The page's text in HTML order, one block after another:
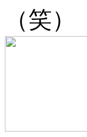
（笑）